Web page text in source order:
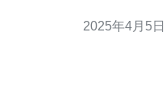
CN2）作为一
2025年4月5日